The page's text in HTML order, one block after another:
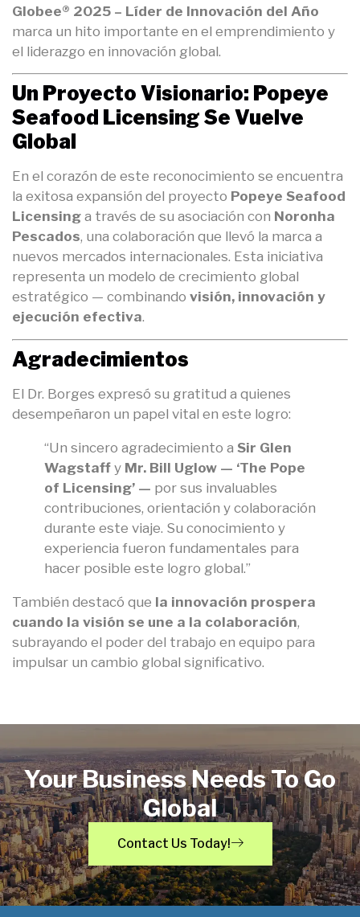
Globee® 2025 – Líder de Innovación del Año
marca un hito importante en el emprendimiento y
el liderazgo en innovación global.
Un Proyecto Visionario: Popeye
Seafood Licensing Se Vuelve
Global
En el corazón de este reconocimiento se encuentra
la exitosa expansión del proyecto Popeye Seafood
Licensing a través de su asociación con Noronha
Pescados, una colaboración que llevó la marca a
nuevos mercados internacionales. Esta iniciativa
representa un modelo de crecimiento global
estratégico — combinando visión, innovación y
ejecución efectiva.
Agradecimientos
El Dr. Borges expresó su gratitud a quienes
desempeñaron un papel vital en este logro:
“Un sincero agradecimiento a Sir Glen
Wagstaff y Mr. Bill Uglow — ‘The Pope
of Licensing’ — por sus invaluables
contribuciones, orientación y colaboración
durante este viaje. Su conocimiento y
experiencia fueron fundamentales para
hacer posible este logro global.”
También destacó que la innovación prospera
cuando la visión se une a la colaboración,
subrayando el poder del trabajo en equipo para
impulsar un cambio global significativo.
Your Business Needs To Go
Global
Contact Us Today!